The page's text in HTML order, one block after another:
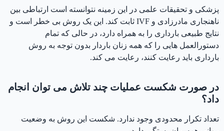
پزشکی و تحقیقات علمی در این زمینه نتوانسته است ارتباطی بین
ناهنجاری مادرزادی و IVF ثابت کند. این یک روش بی خطر است و
نتایج طبیعی بارداری را به همراه دارد، در حالی که تمام
دستورالعمل هایی را که همه زنان باردار بدون توجه به روش
بارداری باید رعایت کنند، رعایت می کند.
در صورت شکست عملیات چند تلاش می توان انجام
داد؟
تعداد تکرار محدودی وجود ندارد. شکست این روش به وضعیت